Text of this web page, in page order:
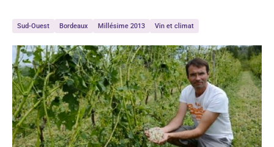
Sud-Ouest Bordeaux Millésime 2013 Vin et climat